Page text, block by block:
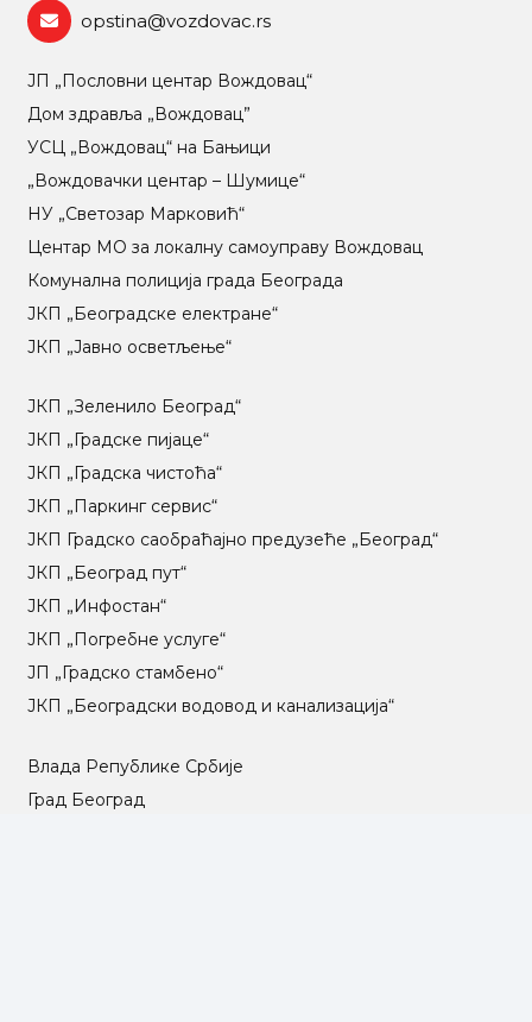
opstina@vozdovac.rs
ЈП „Пословни центар Вождовац“
Дом здравља „Вождовац”
УСЦ „Вождовац“ на Бањици
„Вождовачки центар – Шумице“
НУ „Светозар Марковић“
Центар МO за локалну самоуправу Вождовац
Комунална полиција града Београда
ЈКП „Београдске електране“
ЈКП „Јавно осветљење“
ЈКП „Зеленило Београд“
ЈКП „Градске пијаце“
ЈКП „Градска чистоћа“
ЈКП „Паркинг сервис“
ЈКП Градско саобраћајно предузеће „Београд“
ЈКП „Београд пут“
ЈКП „Инфостан“
ЈКП „Погребне услуге“
ЈП „Градско стамбено“
ЈКП „Београдски водовод и канализација“
Влада Републике Србије
Град Београд